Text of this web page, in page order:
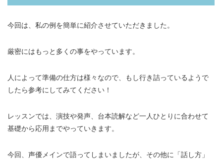
今回は、私の例を簡単に紹介させていただきました。
厳密にはもっと多くの事をやっています。
人によって準備の仕方は様々なので、もし行き詰っているようで
したら参考にしてみてください！
レッスンでは、演技や発声、台本読解など一人ひとりに合わせて
基礎から応用までやっていきます。
今回、声優メインで語ってしまいましたが、その他に「話し方」